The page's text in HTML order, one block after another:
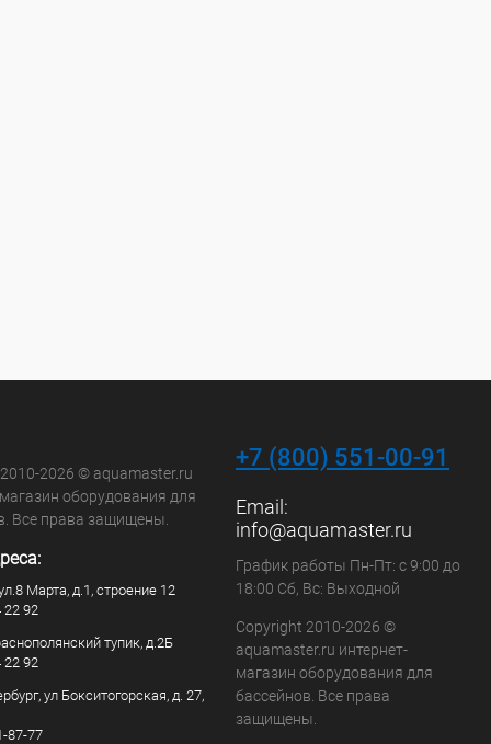
2026 © aquamaster.ru
оборудования для
Все права защищены.
Марта, д.1, строение 12
22 92
тупик, д.2Б
22 92
ул Бокситогорская, д. 27,
87-77
+7 (800) 551-00-91
Email:
info@aquamaster.ru
График работы Пн-Пт: с 9:00 до
18:00 Сб, Вс: Выходной
Copyright 2010-2026 ©
aquamaster.ru интернет-
магазин оборудования для
бассейнов. Все права
защищены.